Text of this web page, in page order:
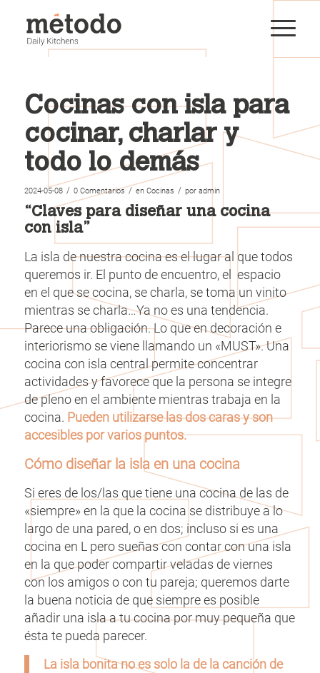
Cocinas con isla para
cocinar, charlar y
todo lo demás
2024-05-08 / 0 Comentarios / en Cocinas / por admin
“Claves para diseñar una cocina
con isla”
La isla de nuestra cocina es el lugar al que todos
queremos ir. El punto de encuentro, el espacio
en el que se cocina, se charla, se toma un vinito
mientras se charla…Ya no es una tendencia.
Parece una obligación. Lo que en decoración e
interiorismo se viene llamando un «MUST». Una
cocina con isla central permite concentrar
actividades y favorece que la persona se integre
de pleno en el ambiente mientras trabaja en la
cocina. Pueden utilizarse las dos caras y son
accesibles por varios puntos.
Cómo diseñar la isla en una cocina
Si eres de los/las que tiene una cocina de las de
«siempre» en la que la cocina se distribuye a lo
largo de una pared, o en dos; incluso si es una
cocina en L pero sueñas con contar con una isla
en la que poder compartir veladas de viernes
con los amigos o con tu pareja; queremos darte
la buena noticia de que siempre es posible
añadir una isla a tu cocina por muy pequeña que
ésta te pueda parecer.
La isla bonita no es solo la de la canción de